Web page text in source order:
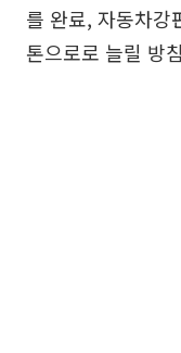
를 완료, 자동차강
톤으로로 늘릴 방